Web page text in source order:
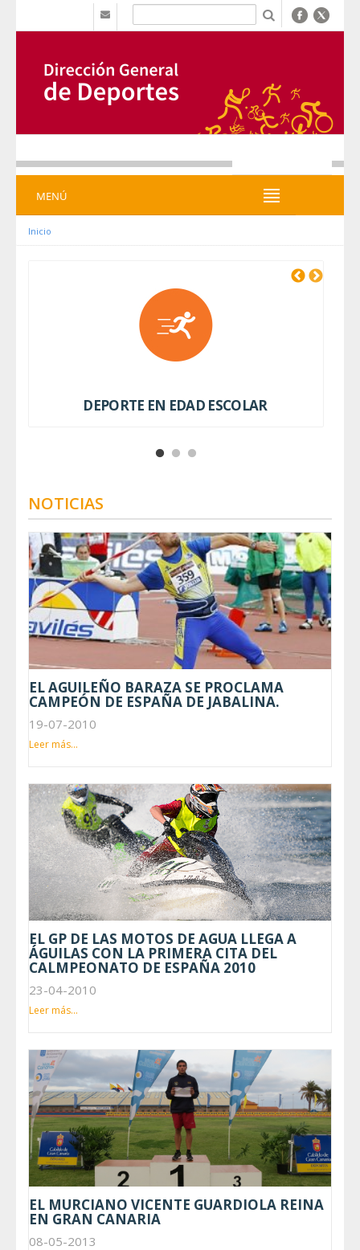
Saltar al contenido
MENÚ
Inicio
DEPORTE EN EDAD ESCOLAR
Previous
NOTICIAS
EL AGUILEÑO BARAZA SE PROCLAMA
CAMPEÓN DE ESPAÑA DE JABALINA.
19-07-2010
Leer más...
EL GP DE LAS MOTOS DE AGUA LLEGA A
ÁGUILAS CON LA PRIMERA CITA DEL
CALMPEONATO DE ESPAÑA 2010
23-04-2010
Leer más...
EL MURCIANO VICENTE GUARDIOLA REINA
EN GRAN CANARIA
08-05-2013